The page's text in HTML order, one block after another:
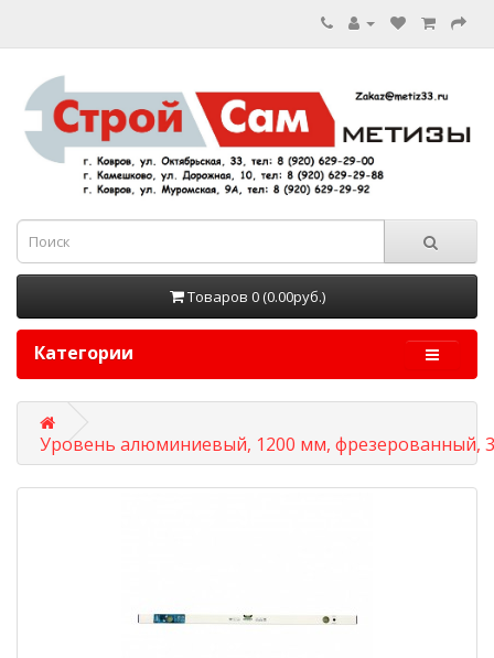
Товаров 0 (0.00руб.)
Категории
Уровень алюминиевый, 1200 мм, фрезерованный,